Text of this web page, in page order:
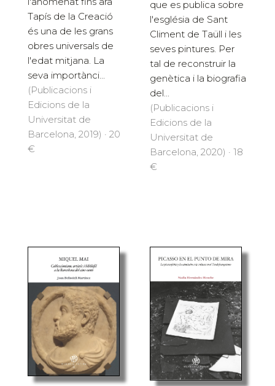
Tapís de la Creació
és una de les grans
obres universals de
l'edat mitjana. La
seva importànci...
(Publicacions i
Edicions de la
Universitat de
Barcelona, 2019) · 20
€
que es publica sobre
l'església de Sant
Climent de Taüll i les
seves pintures. Per
tal de reconstruir la
genètica i la biografia
del...
(Publicacions i
Edicions de la
Universitat de
Barcelona, 2020) · 18
€